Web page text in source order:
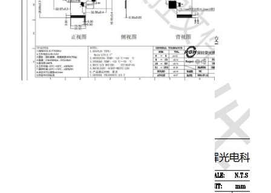
IPS de Vertoning van TFT LCD
vierkante lcd-display
Circulair LCD-scherm